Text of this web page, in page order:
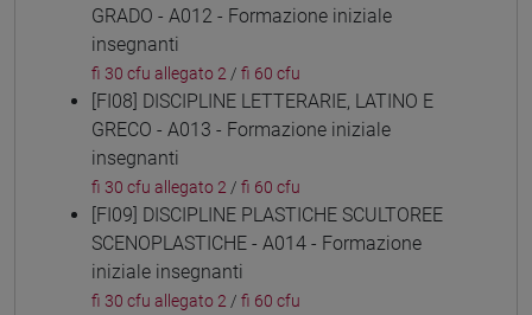
GRADO - A012 - Formazione iniziale
insegnanti
fi 30 cfu allegato 2 / fi 60 cfu
[FI08] DISCIPLINE LETTERARIE, LATINO E
GRECO - A013 - Formazione iniziale
insegnanti
fi 30 cfu allegato 2 / fi 60 cfu
[FI09] DISCIPLINE PLASTICHE SCULTOREE
SCENOPLASTICHE - A014 - Formazione
iniziale insegnanti
fi 30 cfu allegato 2 / fi 60 cfu